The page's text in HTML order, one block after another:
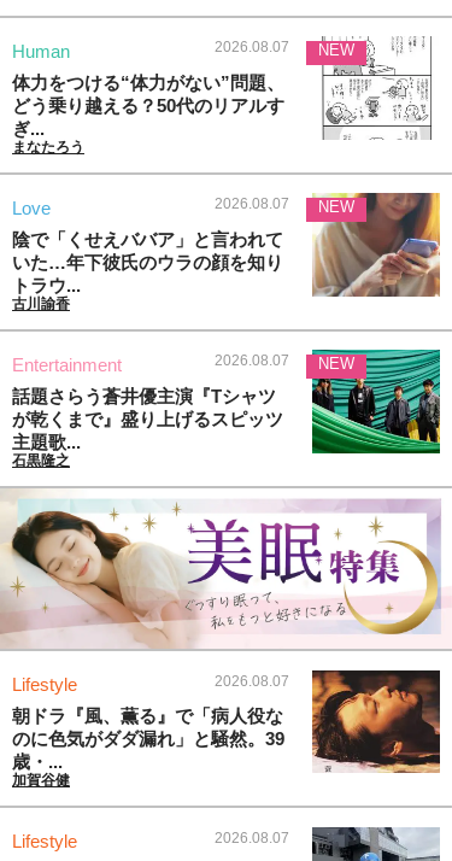
Human 2026.08.07
体力をつける“体力がない”問題、
どう乗り越える？50代のリアルす
ぎ...
まなたろう
NEW
Love 2026.08.07
陰で「くせえババア」と言われて
いた…年下彼氏のウラの顔を知り
トラウ...
古川諭香
NEW
Entertainment 2026.08.07
話題さらう蒼井優主演『Tシャツ
が乾くまで』盛り上げるスピッツ
主題歌...
石黒隆之
NEW
Lifestyle 2026.08.07
朝ドラ『風、薫る』で「病人役な
のに色気がダダ漏れ」と騒然。39
歳・...
加賀谷健
Lifestyle 2026.08.07